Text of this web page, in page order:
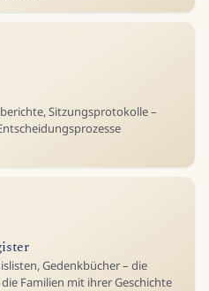
Sitzungsprotokolle –
Gedenkbücher – die
Familien mit ihrer Geschichte